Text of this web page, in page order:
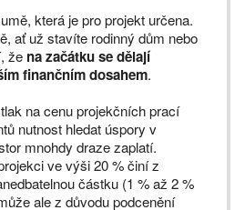
která je pro projekt určena.
ať už stavíte rodinný dům nebo
že na začátku se dělají
finančním dosahem.
na cenu projekčních prací
nutnost hledat úspory v
mnohdy draze zaplatí.
ve výši 20 % činí z
částku (1 % až 2 %
ale z důvodu podcenění